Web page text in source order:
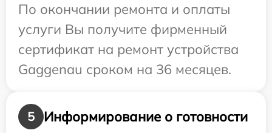
По окончании ремонта и оплаты
услуги Вы получите фирменный
сертификат на ремонт устройства
Gaggenau сроком на 36 месяцев.
5
Информирование о готовности